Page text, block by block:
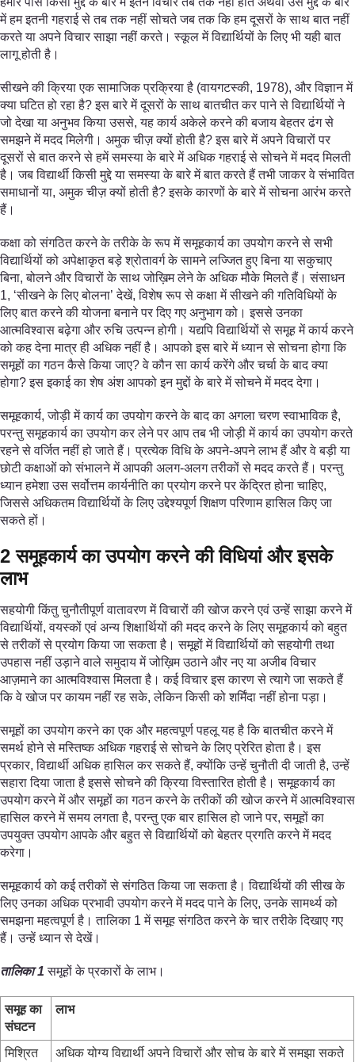
में हम इतनी गहराई से तब तक नहीं सोचते जब तक कि हम दूसरों के साथ बात नहीं
करते या अपने विचार साझा नहीं करते। स्कूल में विद्यार्थियों के लिए भी यही बात
लागू होती है।
सीखने की क्रिया एक सामाजिक प्रक्रिया है (वायगटस्की, 1978), और विज्ञान में
क्या घटित हो रहा है? इस बारे में दूसरों के साथ बातचीत कर पाने से विद्यार्थियों ने
जो देखा या अनुभव किया उससे, यह कार्य अकेले करने की बजाय बेहतर ढंग से
समझने में मदद मिलेगी। अमुक चीज़ क्यों होती है? इस बारे में अपने विचारों पर
दूसरों से बात करने से हमें समस्या के बारे में अधिक गहराई से सोचने में मदद मिलती
है। जब विद्यार्थी किसी मुद्दे या समस्या के बारे में बात करते हैं तभी जाकर वे संभावित
समाधानों या, अमुक चीज़ क्यों होती है? इसके कारणों के बारे में सोचना आरंभ करते
हैं।
कक्षा को संगठित करने के तरीके के रूप में समूहकार्य का उपयोग करने से सभी
विद्यार्थियों को अपेक्षाकृत बड़े श्रोतावर्ग के सामने लज्जित हुए बिना या सकुचाए
बिना, बोलने और विचारों के साथ जोख़िम लेने के अधिक मौके मिलते हैं। संसाधन
1, ‘सीखने के लिए बोलना’ देखें, विशेष रूप से कक्षा में सीखने की गतिविधियों के
लिए बात करने की योजना बनाने पर दिए गए अनुभाग को। इससे उनका
आत्मविश्वास बढ़ेगा और रुचि उत्पन्न होगी। यद्यपि विद्यार्थियों से समूह में कार्य करने
को कह देना मात्र ही अधिक नहीं है। आपको इस बारे में ध्यान से सोचना होगा कि
समूहों का गठन कैसे किया जाए? वे कौन सा कार्य करेंगे और चर्चा के बाद क्या
होगा? इस इकाई का शेष अंश आपको इन मुद्दों के बारे में सोचने में मदद देगा।
समूहकार्य, जोड़ी में कार्य का उपयोग करने के बाद का अगला चरण स्वाभाविक है,
परन्तु समूहकार्य का उपयोग कर लेने पर आप तब भी जोड़ी में कार्य का उपयोग करते
रहने से वर्जित नहीं हो जाते हैं। प्रत्येक विधि के अपने-अपने लाभ हैं और वे बड़ी या
छोटी कक्षाओं को संभालने में आपकी अलग-अलग तरीकों से मदद करते हैं। परन्तु
ध्यान हमेशा उस सर्वोत्तम कार्यनीति का प्रयोग करने पर केंद्रित होना चाहिए,
जिससे अधिकतम विद्यार्थियों के लिए उद्देश्यपूर्ण शिक्षण परिणाम हासिल किए जा
सकते हों।
2 समूहकार्य का उपयोग करने की विधियां और इसके
लाभ
सहयोगी किंतु चुनौतीपूर्ण वातावरण में विचारों की खोज करने एवं उन्हें साझा करने में
विद्यार्थियों, वयस्कों एवं अन्य शिक्षार्थियों की मदद करने के लिए समूहकार्य को बहुत
से तरीकों से प्रयोग किया जा सकता है। समूहों में विद्यार्थियों को सहयोगी तथा
उपहास नहीं उड़ाने वाले समुदाय में जोख़िम उठाने और नए या अजीब विचार
आज़माने का आत्मविश्वास मिलता है। कई विचार इस कारण से त्यागे जा सकते हैं
कि वे खोज पर कायम नहीं रह सके, लेकिन किसी को शर्मिंदा नहीं होना पड़ा।
समूहों का उपयोग करने का एक और महत्वपूर्ण पहलू यह है कि बातचीत करने में
समर्थ होने से मस्तिष्क अधिक गहराई से सोचने के लिए प्रेरित होता है। इस
प्रकार, विद्यार्थी अधिक हासिल कर सकते हैं, क्योंकि उन्हें चुनौती दी जाती है, उन्हें
सहारा दिया जाता है इससे सोचने की क्रिया विस्तारित होती है। समूहकार्य का
उपयोग करने में और समूहों का गठन करने के तरीकों की खोज करने में आत्मविश्वास
हासिल करने में समय लगता है, परन्तु एक बार हासिल हो जाने पर, समूहों का
उपयुक्त उपयोग आपके और बहुत से विद्यार्थियों को बेहतर प्रगति करने में मदद
करेगा।
समूहकार्य को कई तरीकों से संगठित किया जा सकता है। विद्यार्थियों की सीख के
लिए उनका अधिक प्रभावी उपयोग करने में मदद पाने के लिए, उनके सामर्थ्य को
समझना महत्वपूर्ण है। तालिका 1 में समूह संगठित करने के चार तरीके दिखाए गए
हैं। उन्हें ध्यान से देखें।
तालिका 1समूहों के प्रकारों के लाभ।
समूह का
संघटन
लाभ
मिश्रित
अधिक योग्य विद्यार्थी अपने विचारों और सोच के बारे में समझा सकते